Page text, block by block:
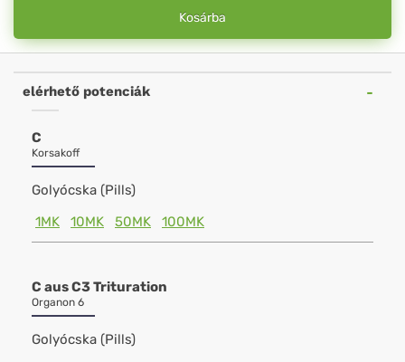
Kosárba
elérhető potenciák
C
Korsakoff
Golyócska (Pills)
1MK
10MK 50MK 100MK
C aus C3 Trituration
Organon 6
Golyócska (Pills)